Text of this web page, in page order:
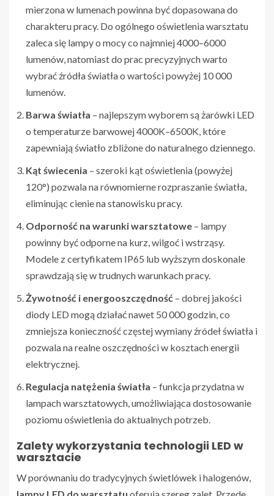
mierzona w lumenach powinna być dopasowana do
charakteru pracy. Do ogólnego oświetlenia warsztatu
zaleca się lampy o mocy co najmniej 4000–6000
lumenów, natomiast do prac precyzyjnych warto
wybrać źródła światła o wartości powyżej 10 000
lumenów.
Barwa światła – najlepszym wyborem są żarówki LED
o temperaturze barwowej 4000K–6500K, które
zapewniają światło zbliżone do naturalnego dziennego.
Kąt świecenia – szeroki kąt oświetlenia (powyżej
120°) pozwala na równomierne rozpraszanie światła,
eliminując cienie na stanowisku pracy.
Odporność na warunki warsztatowe – lampy
powinny być odporne na kurz, wilgoć i wstrząsy.
Modele z certyfikatem IP65 lub wyższym doskonale
sprawdzają się w trudnych warunkach pracy.
Żywotność i energooszczędność – dobrej jakości
diody LED mogą działać nawet 50 000 godzin, co
zmniejsza konieczność częstej wymiany źródeł światła i
pozwala na realne oszczędności w kosztach energii
elektrycznej.
Regulacja natężenia światła – funkcja przydatna w
lampach warsztatowych, umożliwiająca dostosowanie
poziomu oświetlenia do aktualnych potrzeb.
Zalety wykorzystania technologii LED w
warsztacie
W porównaniu do tradycyjnych świetlówek i halogenów,